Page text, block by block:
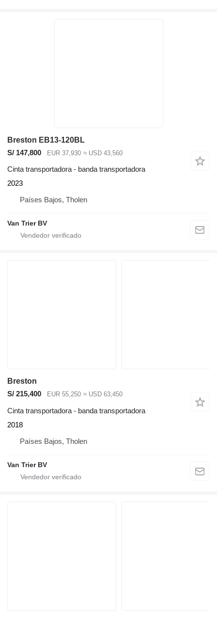
Breston EB13-120BL
S/ 147,800
EUR 37,930 ≈ USD 43,560
Cinta transportadora - banda transportadora
2023
Países Bajos, Tholen
Van Trier BV
Breston
S/ 215,400
EUR 55,250 ≈ USD 63,450
Cinta transportadora - banda transportadora
2018
Países Bajos, Tholen
Van Trier BV